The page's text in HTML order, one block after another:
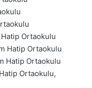
Ortaokulu
Hatip Ortaokulu
Hatip Ortaokulu
Ortaokulu,